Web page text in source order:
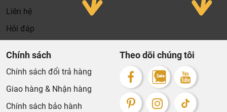
Liên hệ
Hỏi đáp
Chính sách
Chính sách đổi trả hàng
Giao hàng & Nhận hàng
Chính sách bảo hành
Theo dõi chúng tôi